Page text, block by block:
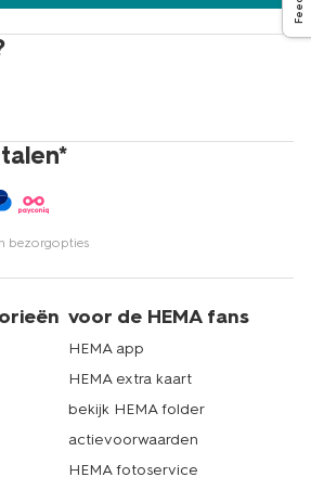
bezorgopties
voor de HEMA fans
HEMA app
HEMA extra kaart
bekijk HEMA folder
actievoorwaarden
HEMA fotoservice